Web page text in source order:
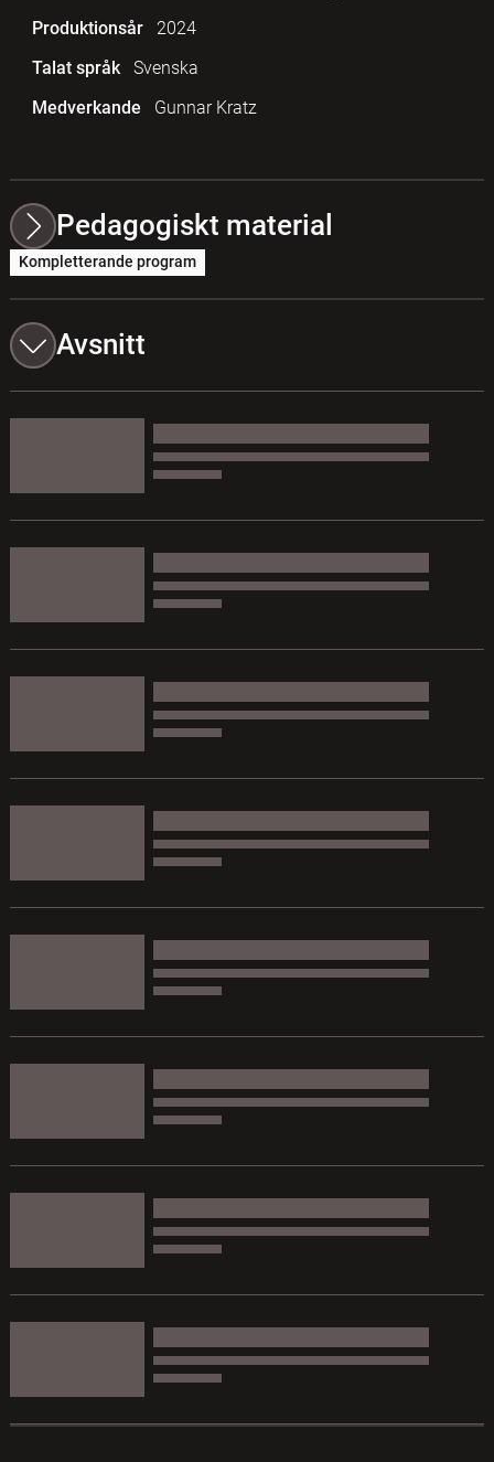
Produktionsår
2024
Talat språk
Svenska
Medverkande
Gunnar Kratz
Pedagogiskt material
Kompletterande program
Avsnitt